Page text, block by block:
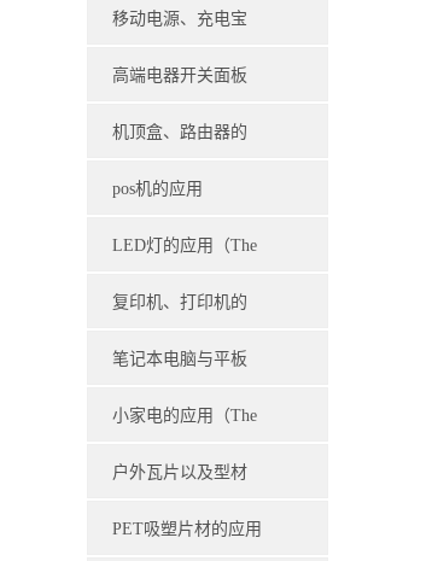
intelligent a
application of new
energy vehicle
（Smart watch case
application）
移动电源、充电宝
的应用（Application
of mobile power
supply and
高端电器开关面板
的应用（Application
of high-end electrical
swi
机顶盒、路由器的
应用（Application of
set-top box and
router）
pos机的应用
（Application of pos
machine）
LED灯的应用（The
application of LED
lights）
复印机、打印机的
应用（Application of
copier and printer）
笔记本电脑与平板
电脑的应用
（Applications for
laptops and tablets
小家电的应用（The
application of small
household applianc
户外瓦片以及型材
的应用（Outdoor
PET吸塑片材的应用